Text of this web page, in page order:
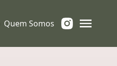
Quem Somos